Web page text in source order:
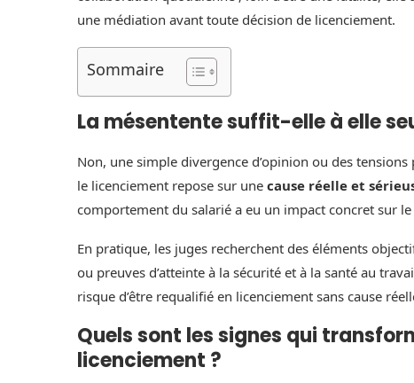
une médiation avant toute décision de licenciement.
Sommaire
La mésentente suffit-elle à elle
Non, une simple divergence d’opinion ou des
le licenciement repose sur une cause réelle et
comportement du salarié a eu un impact concret sur
En pratique, les juges recherchent des éléments
ou preuves d’atteinte à la sécurité et à la santé au
risque d’être requalifié en licenciement sans cause
Quels sont les signes qui
licenciement ?